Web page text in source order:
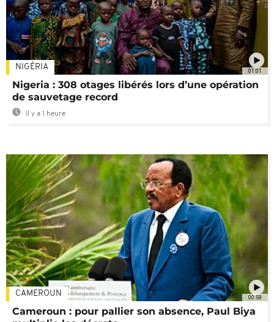
01:01
NIGÉRIA
Nigeria : 308 otages libérés lors d’une opération
de sauvetage record
Il y a 1 heure
00:59
CAMEROUN
Cameroun : pour pallier son absence, Paul Biya